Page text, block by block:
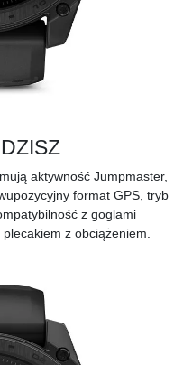
aktywność Jumpmaster,
format GPS, tryb
z goglami
z obciążeniem.